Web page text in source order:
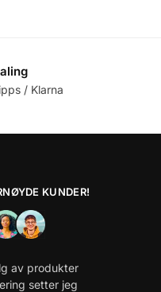
/ Klarna
KUNDER!
av produkter
setter jeg